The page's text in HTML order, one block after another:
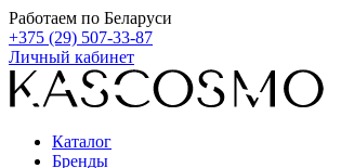
Работаем по Беларуси
+375 (29) 507-33-87
Личный кабинет
Каталог
Бренды